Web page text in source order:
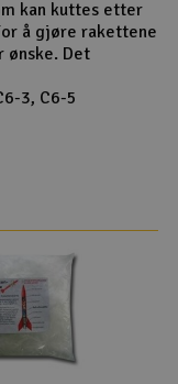
kan kuttes etter
å gjøre rakettene
ønske. Det
3, C6-5